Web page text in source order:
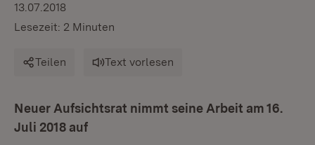
13.07.2018
Lesezeit: 2 Minuten
Teilen Text vorlesen
Neuer Aufsichtsrat nimmt seine Arbeit am 16.
Juli 2018 auf